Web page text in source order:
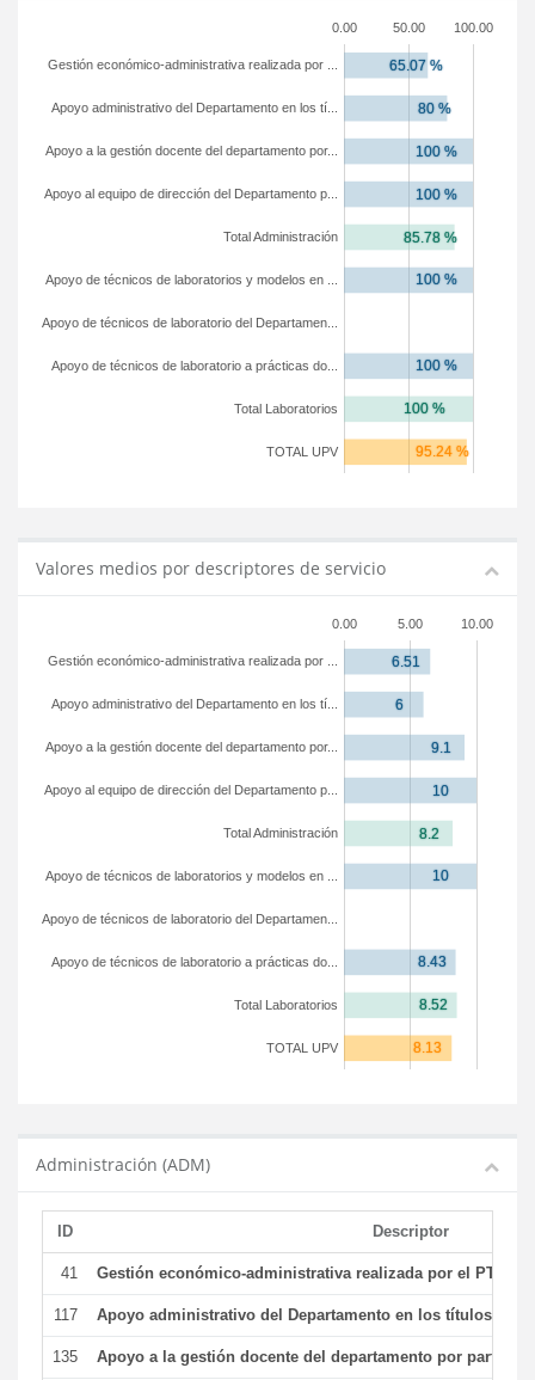
0.00 50.00 100.00
TOTAL UPV
Total Laboratorios
Apoyo de técnicos de laboratorio a prácticas do...
Apoyo de técnicos de laboratorio del Departamen...
Apoyo de técnicos de laboratorios y modelos en ...
Total Administración
Apoyo al equipo de dirección del Departamento p...
Apoyo a la gestión docente del departamento por...
Apoyo administrativo del Departamento en los tí...
Gestión económico-administrativa realizada por ...
Valores medios por descriptores de servicio
0.00 5.00 10.00
TOTAL UPV
Total Laboratorios
Apoyo de técnicos de laboratorio a prácticas do...
Apoyo de técnicos de laboratorio del Departamen...
Apoyo de técnicos de laboratorios y modelos en ...
Total Administración
Apoyo al equipo de dirección del Departamento p...
Apoyo a la gestión docente del departamento por...
Apoyo administrativo del Departamento en los tí...
Gestión económico-administrativa realizada por ...
Administración (ADM)
ID Descriptor
41 Gestión económico-administrativa realizada por el PTGAS
117 Apoyo administrativo del Departamento en los títulos de
135 Apoyo a la gestión docente del departamento por parte